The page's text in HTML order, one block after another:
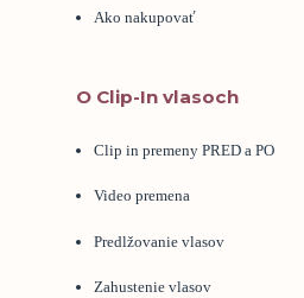
Ako nakupovať
O Clip-In vlasoch
Clip in premeny PRED a PO
Video premena
Predlžovanie vlasov
Zahustenie vlasov